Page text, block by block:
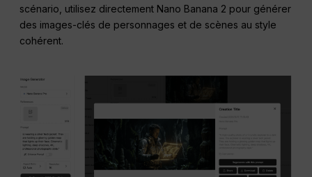
scénario, utilisez directement Nano Banana 2 pour générer
des images-clés de personnages et de scènes au style
cohérent.